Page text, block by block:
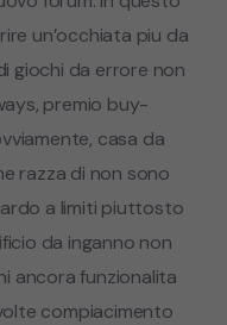
un’occhiata piu da
giochi da errore non
premio buy-
casa da
razza di non sono
a limiti piuttosto
da inganno non
ancora funzionalita
compiacimento